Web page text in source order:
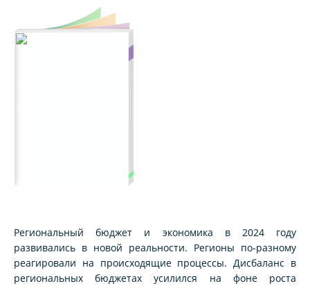
Региональный бюджет и экономика в 2024 году
развивались в новой реальности. Регионы по-разному
реагировали на происходящие процессы. Дисбаланс в
региональных бюджетах усилился на фоне роста